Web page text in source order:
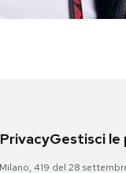
PrivacyGestisci le
419 del 28